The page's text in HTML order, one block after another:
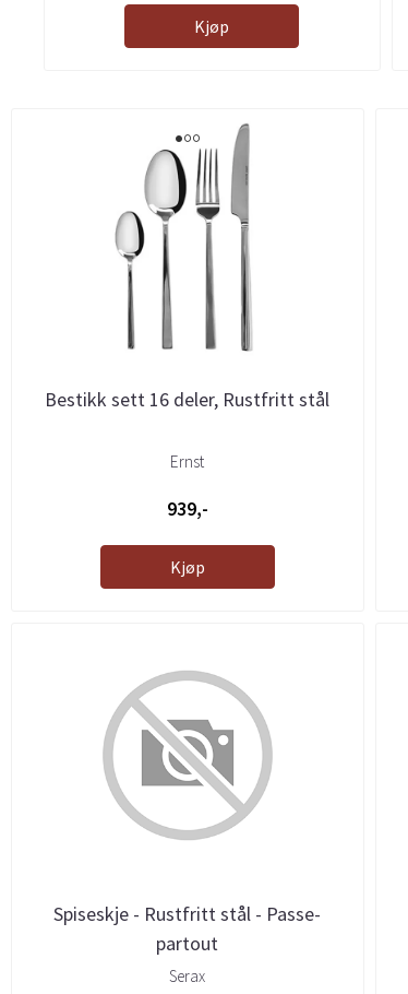
Kjøp
Bestikk sett 16 deler, Rustfritt stål
Ernst
939,-
Kjøp
Spiseskje - Rustfritt stål - Passe-
partout
Serax